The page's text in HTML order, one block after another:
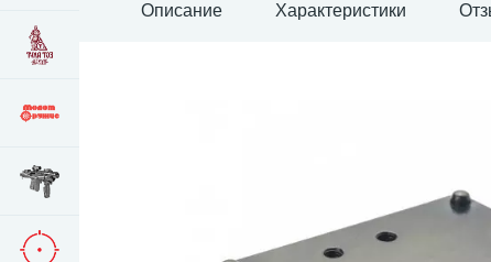
Описание Характеристики